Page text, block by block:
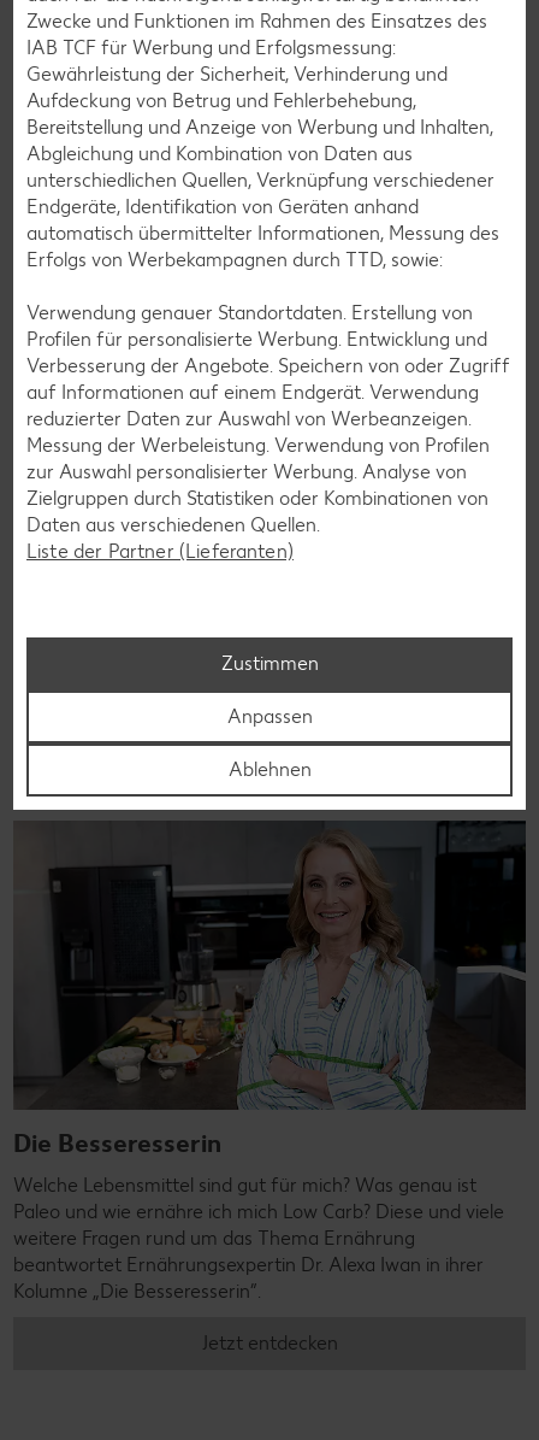
Zur Folge
Alexa coacht: Clean Eating
Ernährungsexpertin Dr. Alexa Iwan coacht die Influencerin
Nina Schwaiger vom Instragramkanal @pelican_bay im
Clean Eating. Im Video zeigt sie, wie der Verzicht auf
industriell verarbeitete Lebensmittel und raffinierten Zucker
Zur Folge
Weitere Expertenkolumnen
Die Besseresserin
Welche Lebensmittel sind gut für mich? Was genau ist
Paleo und wie ernähre ich mich Low Carb? Diese und viele
weitere Fragen rund um das Thema Ernährung
beantwortet Ernährungsexpertin Dr. Alexa Iwan in ihrer
Kolumne „Die Besseresserin”.
Jetzt entdecken
Zwecke und Funktionen im Rahmen des Einsatzes des
IAB TCF für Werbung und Erfolgsmessung:
Gewährleistung der Sicherheit, Verhinderung und
Aufdeckung von Betrug und Fehlerbehebung,
Bereitstellung und Anzeige von Werbung und Inhalten,
Abgleichung und Kombination von Daten aus
unterschiedlichen Quellen, Verknüpfung verschiedener
Endgeräte, Identifikation von Geräten anhand
automatisch übermittelter Informationen, Messung des
Erfolgs von Werbekampagnen durch TTD, sowie:
Verwendung genauer Standortdaten. Erstellung von
Profilen für personalisierte Werbung. Entwicklung und
Verbesserung der Angebote. Speichern von oder Zugriff
auf Informationen auf einem Endgerät. Verwendung
reduzierter Daten zur Auswahl von Werbeanzeigen.
Messung der Werbeleistung. Verwendung von Profilen
zur Auswahl personalisierter Werbung. Analyse von
Zielgruppen durch Statistiken oder Kombinationen von
Daten aus verschiedenen Quellen.
Liste der Partner (Lieferanten)
Zustimmen
Anpassen
Ablehnen